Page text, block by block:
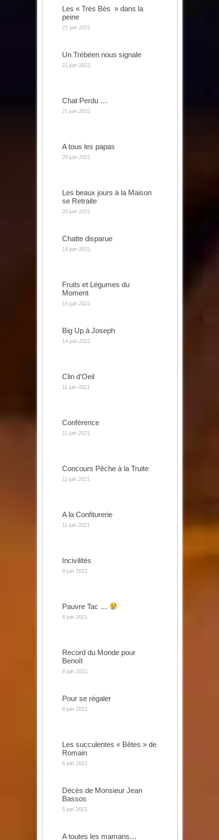
Les « Très Bès » dans la
peine
21 juin 2021
Un Trébéen nous signale
21 juin 2021
Chat Perdu …
21 juin 2021
A tous les papas
20 juin 2021
Les beaux jours à la Maison
se Retraite
20 juin 2021
Chatte disparue
19 juin 2021
Fruits et Légumes du
Moment
16 juin 2021
Big Up à Joseph
14 juin 2021
Clin d’Oeil
11 juin 2021
Conférence
11 juin 2021
Concours Pêche à la Truite
11 juin 2021
A la Confiturerie
11 juin 2021
Incivilités
9 juin 2021
Pauvre Tac …
8 juin 2021
Record du Monde pour
Benoît
8 juin 2021
Pour se régaler
8 juin 2021
Les succulentes « Bêtes » de
Romain
6 juin 2021
Décès de Monsieur Jean
Bassos
5 juin 2021
A toutes les mamans…